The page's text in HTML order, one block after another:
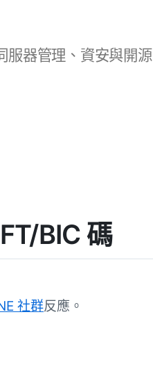
器管理、資安與開源
BIC 碼
社群反應。